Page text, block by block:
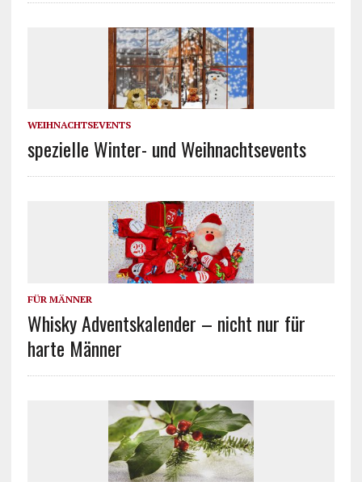
WEIHNACHTSEVENTS
spezielle Winter- und Weihnachtsevents
FÜR MÄNNER
Whisky Adventskalender – nicht nur für
harte Männer